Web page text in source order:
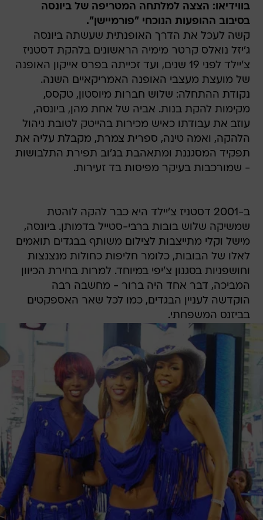
בווידיאו: הצצה למלתחה המטריפה של ביונסה
בסיבוב ההופעות הנוכחי "פורמיישן".
קשה לעכל את הדרך האופנתית שעשתה ביונסה
ג'יזל נואלס קרטר מימיה הראשונים בלהקת דסטניז
צ'יילד לפני 19 שנים, ועד זכייתה בפרס אייקון האופנה
של מועצת מעצבי האופנה האמריקאיים השנה.
נקודת ההתחלה: שלוש חברות מיוסטון, טקסס,
מקימות להקת בנות. אביה של אחת מהן, ביונסה,
עוזב את עבודתו כאיש מכירות בהייטק לטובת ניהול
הלהקה, ואמה טינה, ספרית צמרת, מקבלת עליה את
תפקיד המסגננת ומתאהבת בג'וב תפירת התלבושות
- שמורכבות בעיקר מפיסות בד זעירות.
ב-2001 דסטניז צ'יילד היא כבר להקה לוהטת
שמשיקה שלוש בובות ברבי-סטייל בדמותן. ביונסה,
מישל וקלי מתייצבות לצילום משותף בבגדים תואמים
לאלו של הבובות, כלומר חליפות כחולות מנצנצות
וחושפניות בסגנון צ'יפי במיוחד. למרות בחירת הכיוון
המביכה, דבר אחד היה ברור - מחשבה רבה
הוקדשה לעניין הבגדים, כמו לכל שאר האספקטים
בביזנס המשפחתי.